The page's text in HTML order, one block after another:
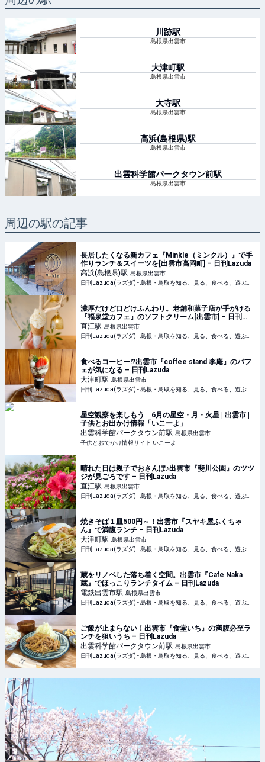
川跡駅
島根県出雲市
大津町駅
島根県出雲市
大寺駅
島根県出雲市
高浜(島根県)駅
島根県出雲市
出雲科学館パークタウン前駅
島根県出雲市
周辺の駅の記事
長居したくなる新カフェ『Minkle（ミンクル）』で手
作りランチ＆スイーツを[出雲市高岡町] – 日刊Lazuda
高浜(島根県)駅 島根県出雲市
濃厚だけど口どけふんわり。老舗和菓子店が手がける
『福泉堂カフェ』のソフトクリーム[出雲市] – 日刊
Lazuda
直江駅 島根県出雲市
食べるコーヒー!?出雲市『coffee stand 李庵』のパフ
ェが気になる – 日刊Lazuda
大津町駅 島根県出雲市
星空観察を楽しもう 6月の星空・月・火星 | 出雲市 |
子供とお出かけ情報「いこーよ」
出雲科学館パークタウン前駅 島根県出雲市
子供とおでかけ情報サイト いこーよ
晴れた日は親子でおさんぽ♪出雲市『斐川公園』のツツ
ジが見ごろです – 日刊Lazuda
直江駅 島根県出雲市
焼きそば１皿500円～！出雲市『スヤキ屋ふくちゃ
ん』で満腹ランチ – 日刊Lazuda
大津町駅 島根県出雲市
蔵をリノベした落ち着く空間。出雲市『Cafe Naka
蔵』でほっこりランチタイム – 日刊Lazuda
電鉄出雲市駅 島根県出雲市
ご飯が止まらない！出雲市『食堂いち』の満腹必至ラ
ンチを狙いうち – 日刊Lazuda
出雲科学館パークタウン前駅 島根県出雲市